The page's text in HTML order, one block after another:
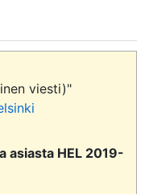
viesti)"
asiasta HEL 2019-